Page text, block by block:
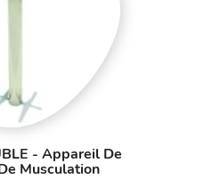
- Appareil De
Musculation